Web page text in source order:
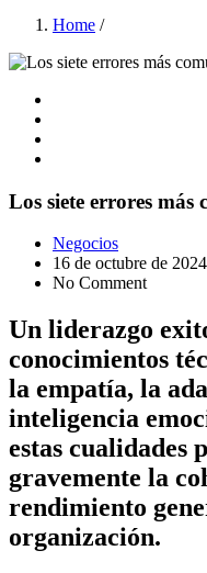
Home /
Los siete errores más
Negocios
16 de octubre de 2024
No Comment
Un liderazgo
conocimientos
la empatía, la
inteligencia
estas cualidades
gravemente la
rendimiento
organización.